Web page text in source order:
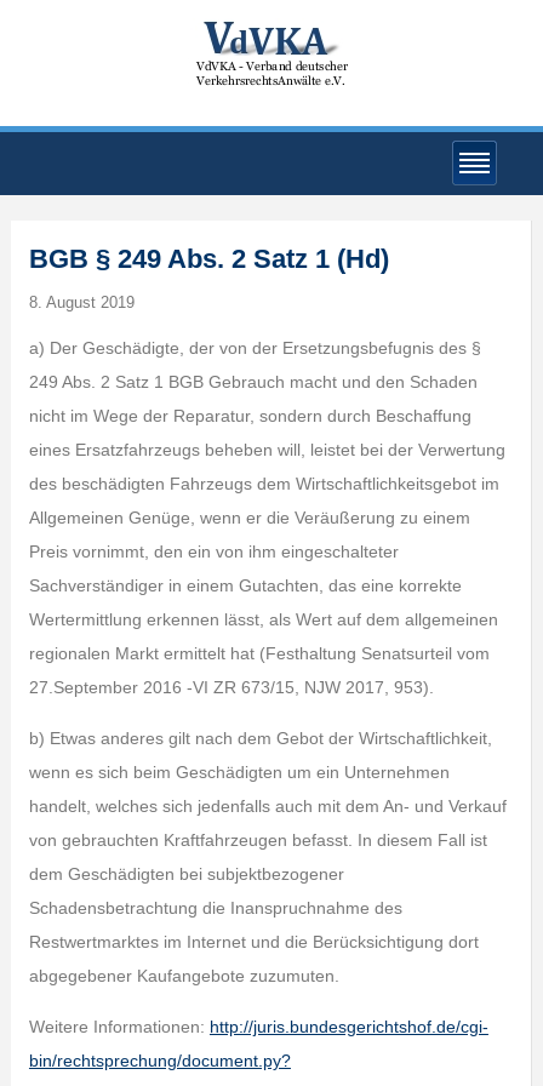
BGB § 249 Abs. 2 Satz 1 (Hd)
8. August 2019
a) Der Geschädigte, der von der Ersetzungsbefugnis des §
249 Abs. 2 Satz 1 BGB Gebrauch macht und den Schaden
nicht im Wege der Reparatur, sondern durch Beschaffung
eines Ersatzfahrzeugs beheben will, leistet bei der Verwertung
des beschädigten Fahrzeugs dem Wirtschaftlichkeitsgebot im
Allgemeinen Genüge, wenn er die Veräußerung zu einem
Preis vornimmt, den ein von ihm eingeschalteter
Sachverständiger in einem Gutachten, das eine korrekte
Wertermittlung erkennen lässt, als Wert auf dem allgemeinen
regionalen Markt ermittelt hat (Festhaltung Senatsurteil vom
27.September 2016 -VI ZR 673/15, NJW 2017, 953).
b) Etwas anderes gilt nach dem Gebot der Wirtschaftlichkeit,
wenn es sich beim Geschädigten um ein Unternehmen
handelt, welches sich jedenfalls auch mit dem An- und Verkauf
von gebrauchten Kraftfahrzeugen befasst. In diesem Fall ist
dem Geschädigten bei subjektbezogener
Schadensbetrachtung die Inanspruchnahme des
Restwertmarktes im Internet und die Berücksichtigung dort
abgegebener Kaufangebote zuzumuten.
Weitere Informationen: http://juris.bundesgerichtshof.de/cgi-
bin/rechtsprechung/document.py?